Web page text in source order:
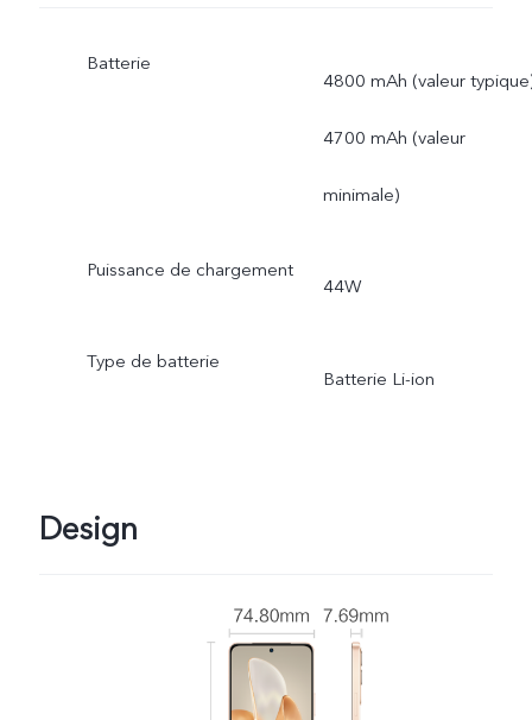
Batterie
4800 mAh (valeur
4700 mAh (valeur
minimale)
Puissance de chargement
44W
Type de batterie
Batterie Li-ion
Design